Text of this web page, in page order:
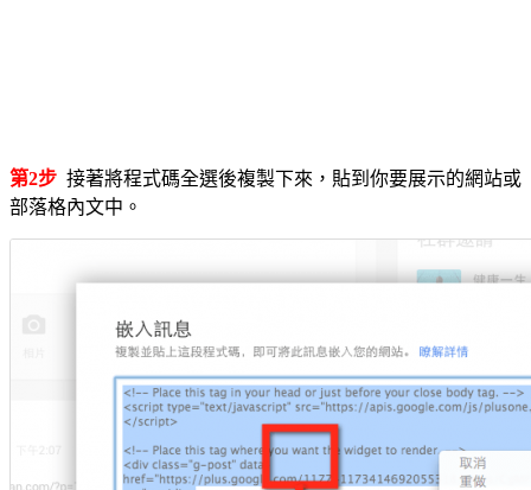
第2步 接著將程式碼全選後複製下來，貼到你要展示的網站或
部落格內文中。